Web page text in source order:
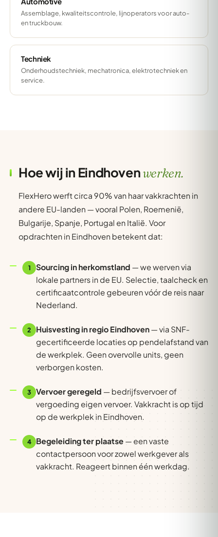
Assemblage, kwaliteitscontrole, lijnoperators voor auto-
en truckbouw.
Techniek
Onderhoudstechniek, mechatronica, elektrotechniek en
service.
Hoe wij in Eindhovenwerken.
FlexHero werft circa 90% van haar vakkrachten in
andere EU-landen — vooral Polen, Roemenië,
Bulgarije, Spanje, Portugal en Italië. Voor
opdrachten in Eindhoven betekent dat:
1 Sourcing in herkomstland — we werven via
lokale partners in de EU. Selectie, taalcheck en
certificaatcontrole gebeuren vóór de reis naar
Nederland.
2 Huisvesting in regio Eindhoven— via SNF-
gecertificeerde locaties op pendelafstand van
de werkplek. Geen overvolle units, geen
verborgen kosten.
3 Vervoer geregeld — bedrijfsvervoer of
vergoeding eigen vervoer. Vakkracht is op tijd
op de werkplek in Eindhoven.
4 Begeleiding ter plaatse— een vaste
contactpersoon voor zowel werkgever als
vakkracht. Reageert binnen één werkdag.